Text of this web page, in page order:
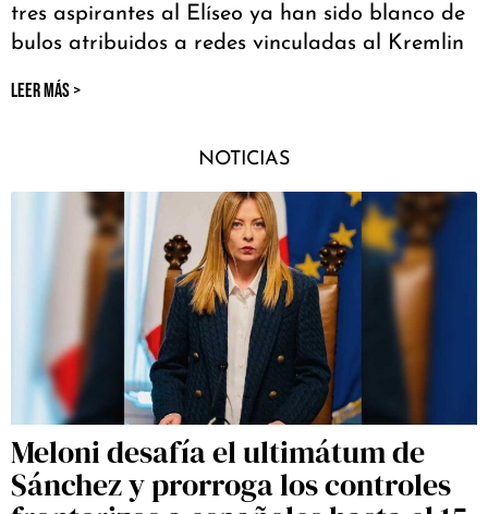
tres aspirantes al Elíseo ya han sido blanco de
bulos atribuidos a redes vinculadas al Kremlin
LEER MÁS >
NOTICIAS
Meloni desafía el ultimátum de
Sánchez y prorroga los controles